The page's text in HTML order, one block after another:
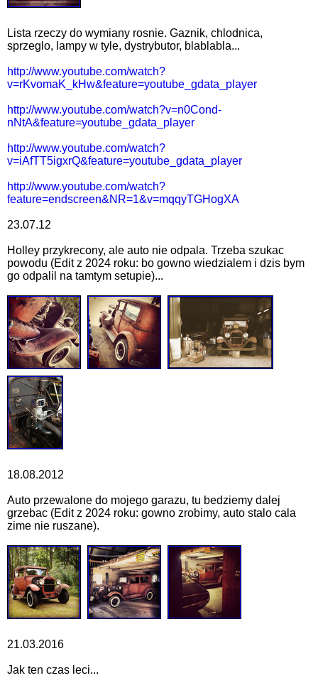
Lista rzeczy do wymiany rosnie. Gaznik, chlodnica,
sprzeglo, lampy w tyle, dystrybutor, blablabla...
http://www.youtube.com/watch?
v=rKvomaK_kHw&feature=youtube_gdata_player
http://www.youtube.com/watch?v=n0Cond-
nNtA&feature=youtube_gdata_player
http://www.youtube.com/watch?
v=iAfTT5igxrQ&feature=youtube_gdata_player
http://www.youtube.com/watch?
feature=endscreen&NR=1&v=mqqyTGHogXA
23.07.12
Holley przykrecony, ale auto nie odpala. Trzeba szukac
powodu (Edit z 2024 roku: bo gowno wiedzialem i dzis bym
go odpalil na tamtym setupie)...
18.08.2012
Auto przewalone do mojego garazu, tu bedziemy dalej
grzebac (Edit z 2024 roku: gowno zrobimy, auto stalo cala
zime nie ruszane).
21.03.2016
Jak ten czas leci...